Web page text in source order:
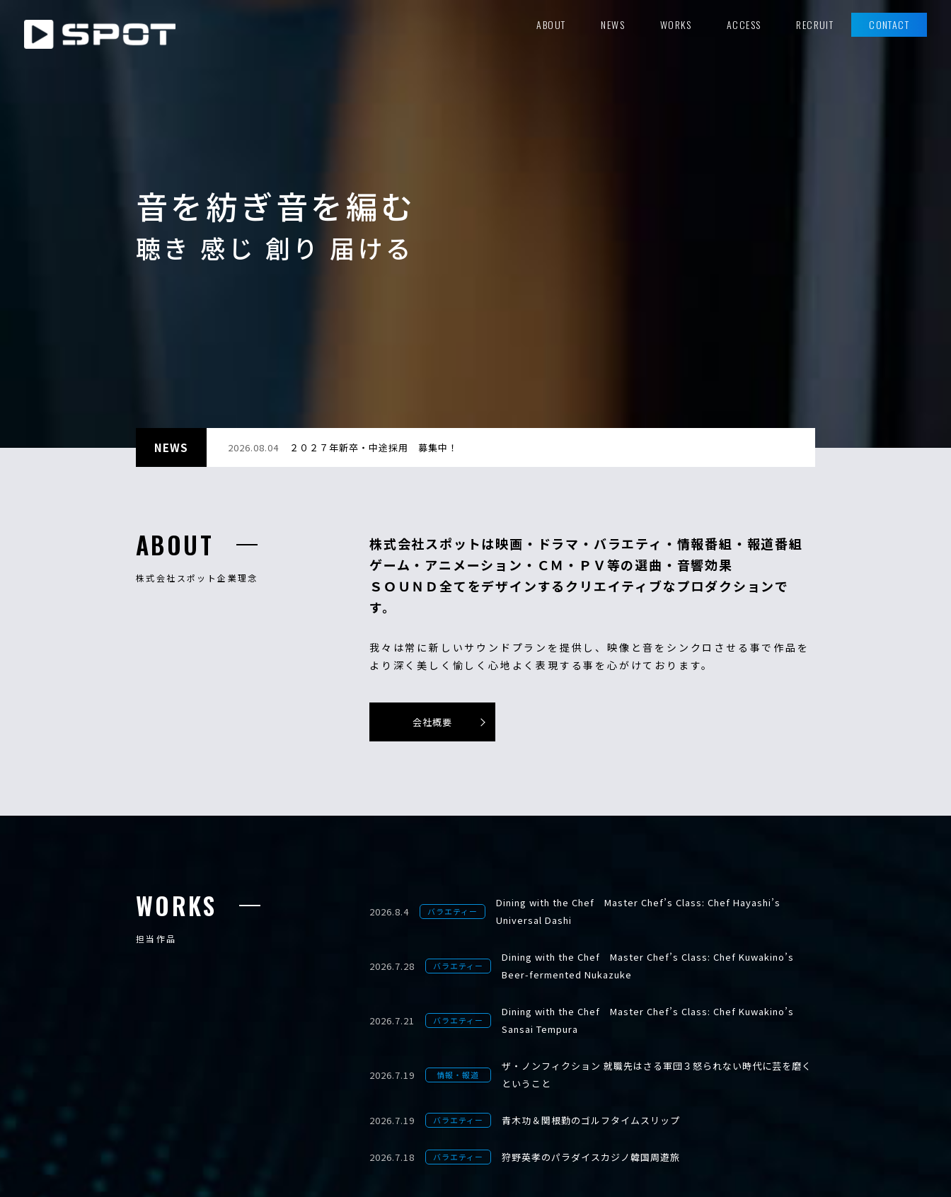
ABOUT NEWS WORKS ACCESS RECRUIT CONTACT
音を紡ぎ音を編む
聴き 感じ 創り 届ける
NEWS 2026.08.04 ２０２７年新卒・中途採用 募集中！
ABOUT
株式会社スポット企業理念
株式会社スポットは映画・ドラマ・バラエティ・情報番組・報道番組
ゲーム・アニメーション・ＣＭ・ＰＶ等の選曲・音響効果
ＳＯＵＮＤ全てをデザインするクリエイティブなプロダクションで
す。
我々は常に新しいサウンドプランを提供し、映像と音をシンクロさせる事で作品を
より深く美しく愉しく心地よく表現する事を心がけております。
会社概要
WORKS
担当作品
2026.8.4 バラエティー
Dining with the Chef Master Chef’s Class: Chef Hayashi’s
Universal Dashi
2026.7.28 バラエティー
Dining with the Chef Master Chef’s Class: Chef Kuwakino’s
Beer-fermented Nukazuke
2026.7.21 バラエティー
Dining with the Chef Master Chef’s Class: Chef Kuwakino’s
Sansai Tempura
2026.7.19 情報・報道
ザ・ノンフィクション 就職先はさる軍団３怒られない時代に芸を磨く
ということ
2026.7.19 バラエティー 青木功＆関根勤のゴルフタイムスリップ
2026.7.18 バラエティー 狩野英孝のパラダイスカジノ韓国周遊旅